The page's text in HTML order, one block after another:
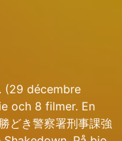
(29 décembre
och 8 filmer. En
き警察署刑事課強